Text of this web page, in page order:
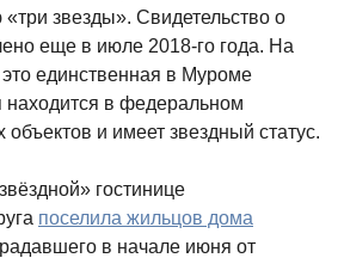
«три звезды». Свидетельство о
еще в июле 2018-го года. На
единственная в Муроме
находится в федеральном
объектов и имеет звездный статус.
гостинице
поселила жильцов дома
в начале июня от